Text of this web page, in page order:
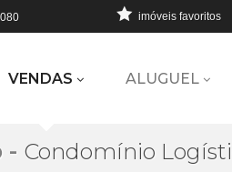
imóveis favoritos
VENDAS ALUGUEL
- Condomínio